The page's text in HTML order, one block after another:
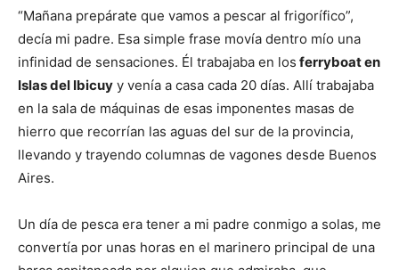
“Mañana prepárate que vamos a pescar al frigorífico”,
decía mi padre. Esa simple frase movía dentro mío una
infinidad de sensaciones. Él trabajaba en los ferryboat en
Islas del Ibicuy y venía a casa cada 20 días. Allí trabajaba
en la sala de máquinas de esas imponentes masas de
hierro que recorrían las aguas del sur de la provincia,
llevando y trayendo columnas de vagones desde Buenos
Aires.
Un día de pesca era tener a mi padre conmigo a solas, me
convertía por unas horas en el marinero principal de una